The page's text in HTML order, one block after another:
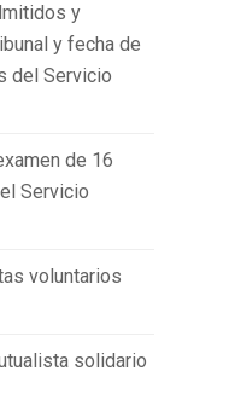
y
y fecha de
del Servicio
de 16
Servicio
voluntarios
solidario